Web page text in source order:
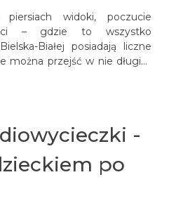
widoki, poczucie
– gdzie to wszystko
Białej posiadają liczne
można przejść w nie długim
szczytów rozciągają się
wejdziemy lub wjedziemy
i pod Potrójną znajdują się
odpocząć i się posilić.
górskich wędrówek! Poniżej
szlakami po Beskidzie
-
po